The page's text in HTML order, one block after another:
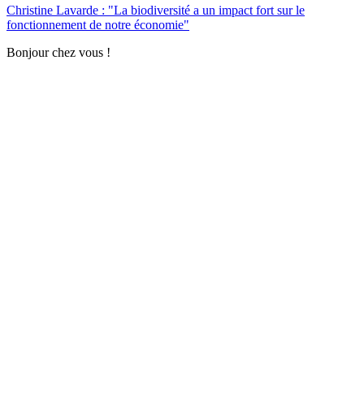
Christine Lavarde : "La biodiversité a un impact fort sur le
fonctionnement de notre économie"
Bonjour chez vous !